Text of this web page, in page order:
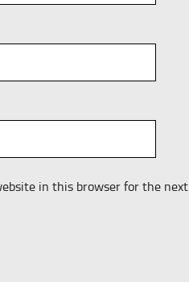
in this browser for the next